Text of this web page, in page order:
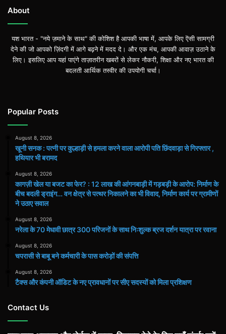
About
यश भारत - "नये ज़माने के साथ" की कोशिश है आपकी भाषा में, आपके लिए ऎसी सामग्री
देने की जो आपको ज़िंदगी में आगे बढ़ने में मदद दे। और एक मंच, आपकी आवाज़ उठाने के
लिए। इसलिए आप यहां पाएंगे ताज़ातरीन खबरों से लेकर नौकरी, शिक्षा और नए भारत की
बदलती आर्थिक तस्वीर की उपयोगी चर्चा।
Popular Posts
August 8, 2026
खूनी सनक : पत्नी पर कुल्हाड़ी से हमला करने वाला आरोपी पति छिंदवाड़ा से गिरफ्तार ,
हथियार भी बरामद
August 8, 2026
कागज़ी खेल या बजट का फेर? : 12 लाख की आंगनबाड़ी में गड़बड़ी के आरोप: निर्माण के
बीच बदली ड्राइंग… वन क्षेत्र से पत्थर निकालने का भी विवाद, निर्माण कार्य पर ग्रामीणों
ने उठाए सवाल
August 8, 2026
नरेला के 70 मेधावी छात्र 300 परिजनों के साथ निःशुल्क ब्रज दर्शन यात्रा पर रवाना
August 8, 2026
चपरासी से बाबू बने कर्मचारी के पास करोड़ों की संपत्ति
August 8, 2026
टैक्स और कंपनी ऑडिट के नए प्रावधानों पर सीए सदस्यों को मिला प्रशिक्षण
Contact Us